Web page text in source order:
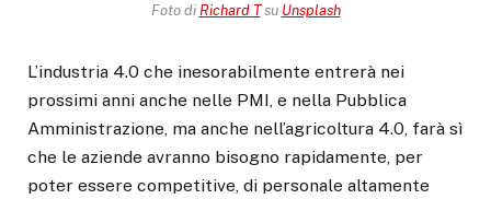
Foto di Richard Tsu Unsplash
L’industria 4.0 che inesorabilmente entrerà nei
prossimi anni anche nelle PMI, e nella Pubblica
Amministrazione, ma anche nell’agricoltura 4.0, farà sì
che le aziende avranno bisogno rapidamente, per
poter essere competitive, di personale altamente